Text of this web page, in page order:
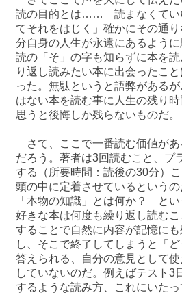
読の目的とは…… 読まなくてい
てそれをはじく」確かにその通
分自身の人生が永遠にあるよう
読の「そ」の字も知らずに本を
り返し読みたい本に出会ったこ
った。無駄というと語弊があ
はない本を読む事に人生の残り
思うと後悔しか残らないものだ。
さて、ここで一番読む価値があ
だろう。著者は3回読むこと、プ
する（所要時間：読後の30分）
頭の中に定着させているという
「本物の知識」とは何か？ と
好きな本は何度も繰り返し読む
することで自然に内容が記憶に
し、そこで終了してしまうと「
答えられる、自分の意見として
していないのだ。例えばテスト3
するような読み方、これにいた